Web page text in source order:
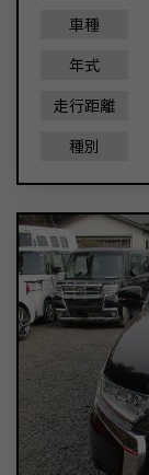
車種
年式
走行距離
種別